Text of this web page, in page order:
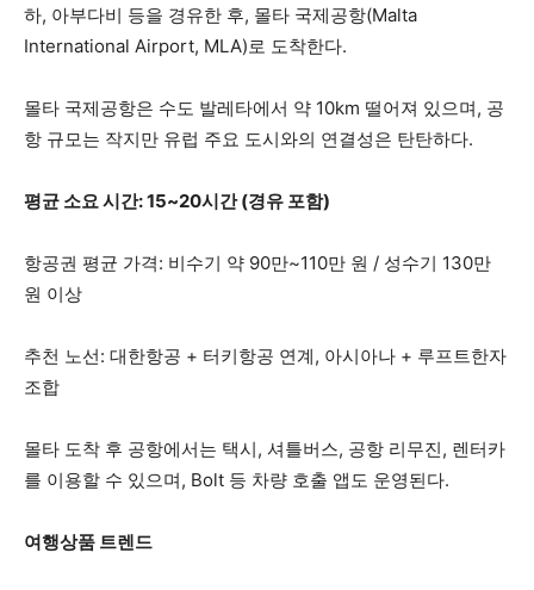
하, 아부다비 등을 경유한 후, 몰타 국제공항(Malta
International Airport, MLA)로 도착한다.
몰타 국제공항은 수도 발레타에서 약 10km 떨어져 있으며, 공
항 규모는 작지만 유럽 주요 도시와의 연결성은 탄탄하다.
평균 소요 시간: 15~20시간 (경유 포함)
항공권 평균 가격: 비수기 약 90만~110만 원 / 성수기 130만
원 이상
추천 노선: 대한항공 + 터키항공 연계, 아시아나 + 루프트한자
조합
몰타 도착 후 공항에서는 택시, 셔틀버스, 공항 리무진, 렌터카
를 이용할 수 있으며, Bolt 등 차량 호출 앱도 운영된다.
여행상품 트렌드